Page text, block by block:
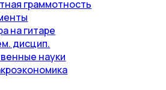
граммотность
на гитаре
дисцип.
науки